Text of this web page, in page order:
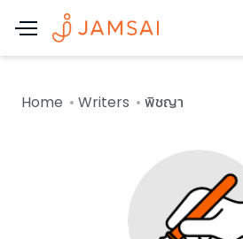
Home Writers พิชญา